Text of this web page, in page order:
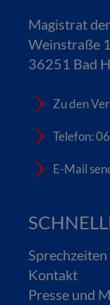
Magistrat
Weinstraße
36251 Bad
Zu den
Telefon:
E-Mail
Sprechzeiten
Kontakt
Presse und